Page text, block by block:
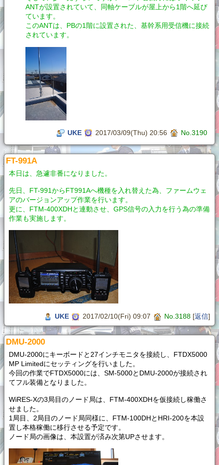
ANTが設置されていて、同軸ケーブルが屋上から1階へ延び
ています。
このANTは、PBの1階に設置された、基幹系用受信機に接続
されています。
UKE 2017/03/09(Thu) 20:56 No.3190
FT-991A
本日は、急遽非番になりました。
先日、FT-991からFT991Aへ機種を入れ替えた為、ファームウェ
アのバージョンアップ作業を行います。
更に、FTM-400XDHと連動させ、GPS信号の入力を行う為の準備
作業も実施します。
UKE 2017/02/10(Fri) 09:07 No.3188 [返信]
DMU-2000
DMU-2000にキーボードと27インチモニタを接続し、FTDX5000
MP Limitedにセッティングを行いました。
今回の作業でFTDX5000には、SM-5000とDMU-2000が接続され
てフル装備となりました。
WiRES-Xの3局目のノード局は、FTM-400XDHを仮接続し稼働さ
せました。
1局目、2局目のノード局同様に、FTM-100DHとHRI-200を本設
置し本格稼働に移行させる予定です。
ノード局の画像は、本設置が済み次第UPさせます。